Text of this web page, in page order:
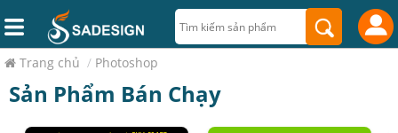
Trang chủ / Photoshop
Sản Phẩm Bán Chạy